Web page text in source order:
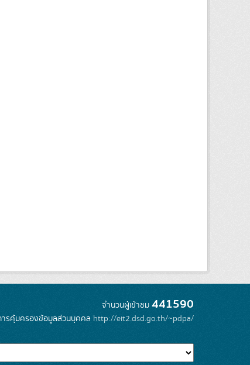
จำนวนผู้เข้าชม 441590
ารคุ้มครองข้อมูลส่วนบุคคล http://eit2.dsd.go.th/~pdpa/